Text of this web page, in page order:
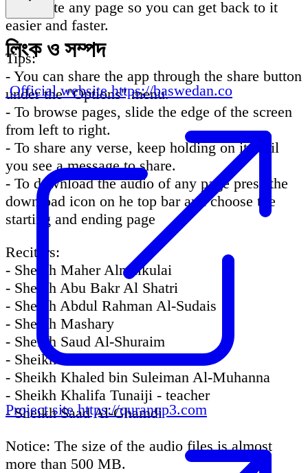
- Favorite any page so you can get back to it
easier and faster.
Tips:
- You can share the app through the share button
under the "Options" menu.
- To browse pages, slide the edge of the screen
from left to right.
- To share any verse, keep holding on it until
you see a message to share.
- To download the audio of any page press the
download icon on he top bar and choose the
starting and ending page
Reciters:
- Sheikh Maher Almaikulai
- Sheikh Abu Bakr Al Shatri
- Sheikh Abdul Rahman Al-Sudais
- Sheikh Mashary
- Sheikh Saud Al-Shuraim
- Sheikh Abdullah Ali Basfar
- Sheikh Khaled bin Suleiman Al-Muhanna
- Sheikh Khalifa Tunaiji - teacher
- Sheikh Saad Al-Ghamdi
Notice: The size of the audio files is almost
more than 500 MB.
লিংক ও সম্পদ
Official website https://baswedan.co
Project site https://quranqp3.com